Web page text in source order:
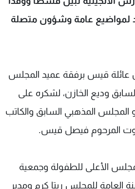
لمواضيع عامة وشؤون متصلة
عائلة قيس برفقة عميد المجلس
السابق وديع الخازن، لشكره على
المجلس المذهبي السابق والكاتب
المرحوم فيصل قيس.
الأعلى للطفولة وجمعية
العامة للمجلس ريتا كرم ومدير
شروط الإسـتخدام
سياسة الخصوصية